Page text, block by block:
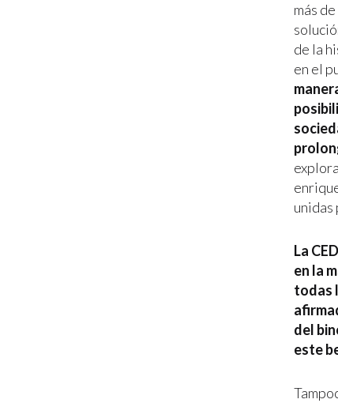
más
de la
en el
unidas
La
en la
todas
del
este